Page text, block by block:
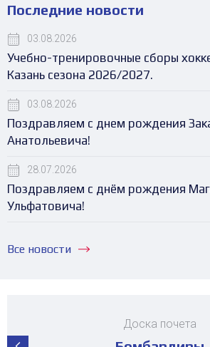
Последние новости
03.08.2026
Учебно-тренировочные сборы
Казань сезона 2026/2027.
03.08.2026
Поздравляем с днем рождения
Анатольевича!
28.07.2026
Поздравляем с днём рождения
Ульфатовича!
Все новости
Доска почета